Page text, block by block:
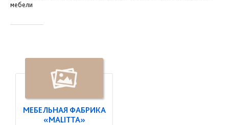
мебели
МЕБЕЛЬНАЯ ФАБРИКА
«MALITTA»